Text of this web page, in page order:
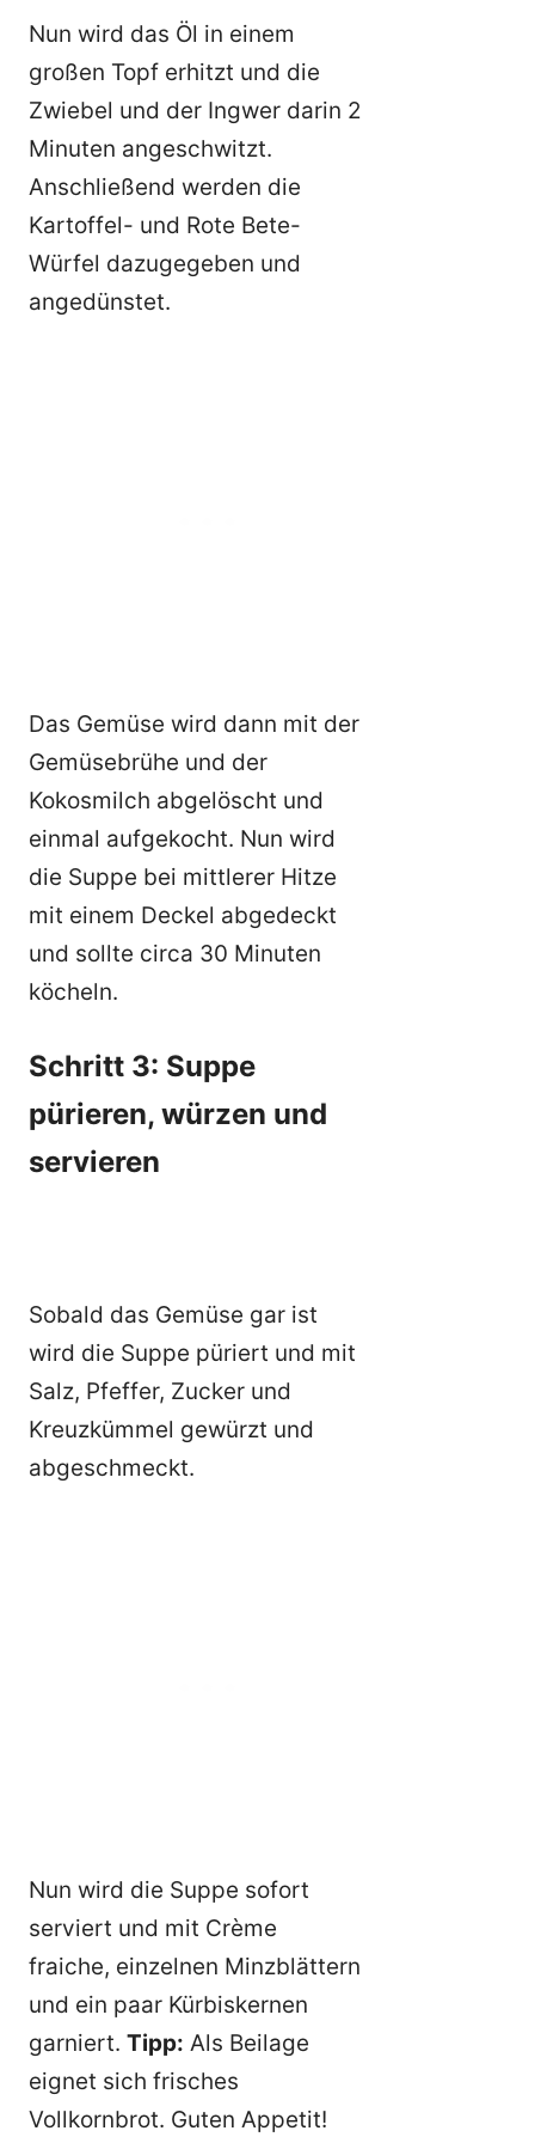
Nun wird das Öl in einem
großen Topf erhitzt und die
Zwiebel und der Ingwer darin 2
Minuten angeschwitzt.
Anschließend werden die
Kartoffel- und Rote Bete-
Würfel dazugegeben und
angedünstet.
Das Gemüse wird dann mit der
Gemüsebrühe und der
Kokosmilch abgelöscht und
einmal aufgekocht. Nun wird
die Suppe bei mittlerer Hitze
mit einem Deckel abgedeckt
und sollte circa 30 Minuten
köcheln.
Schritt 3: Suppe
pürieren, würzen und
servieren
Sobald das Gemüse gar ist
wird die Suppe püriert und mit
Salz, Pfeffer, Zucker und
Kreuzkümmel gewürzt und
abgeschmeckt.
Nun wird die Suppe sofort
serviert und mit Crème
fraiche, einzelnen Minzblättern
und ein paar Kürbiskernen
garniert. Tipp: Als Beilage
eignet sich frisches
Vollkornbrot. Guten Appetit!